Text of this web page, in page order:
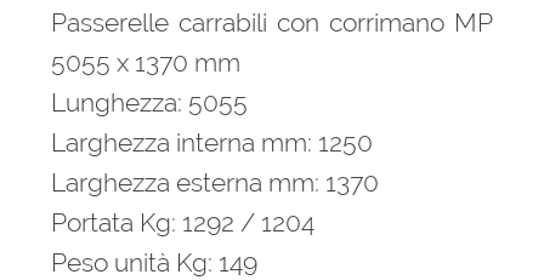
Passerelle carrabili con corrimano MP
5055 x 1370 mm
Lunghezza: 5055
Larghezza interna mm: 1250
Larghezza esterna mm: 1370
Portata Kg: 1292 / 1204
Peso unità Kg: 149